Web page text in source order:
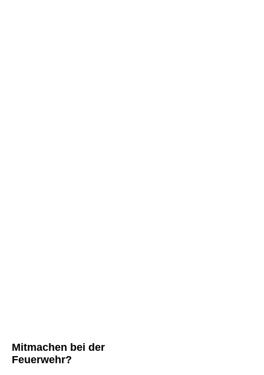
Mitmachen bei der
Feuerwehr?